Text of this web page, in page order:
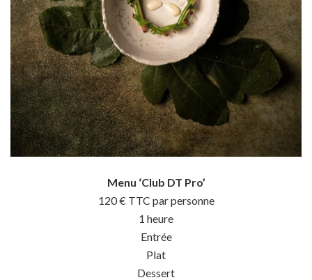
Menu ‘Club DT Pro’
120 € TTC par personne
1 heure
Entrée
Plat
Dessert